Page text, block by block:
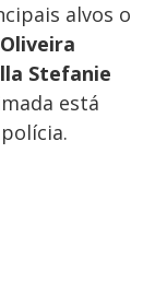
alvos o
Stefanie
está